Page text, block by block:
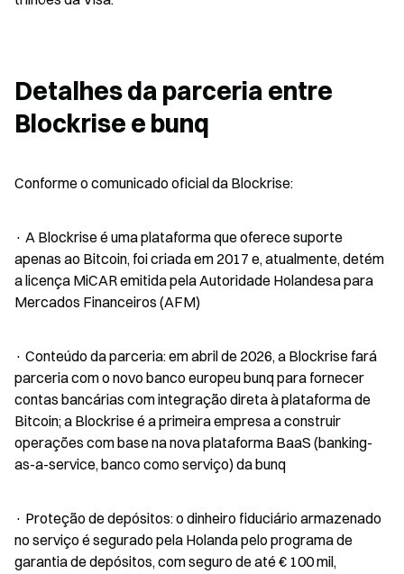
Detalhes da parceria entre
Blockrise e bunq
Conforme o comunicado oficial da Blockrise:
· A Blockrise é uma plataforma que oferece suporte
apenas ao Bitcoin, foi criada em 2017 e, atualmente, detém
a licença MiCAR emitida pela Autoridade Holandesa para
Mercados Financeiros (AFM)
· Conteúdo da parceria: em abril de 2026, a Blockrise fará
parceria com o novo banco europeu bunq para fornecer
contas bancárias com integração direta à plataforma de
Bitcoin; a Blockrise é a primeira empresa a construir
operações com base na nova plataforma BaaS (banking-
as-a-service, banco como serviço) da bunq
· Proteção de depósitos: o dinheiro fiduciário armazenado
no serviço é segurado pela Holanda pelo programa de
garantia de depósitos, com seguro de até € 100 mil,